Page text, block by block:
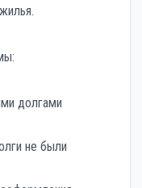
долгами
не были